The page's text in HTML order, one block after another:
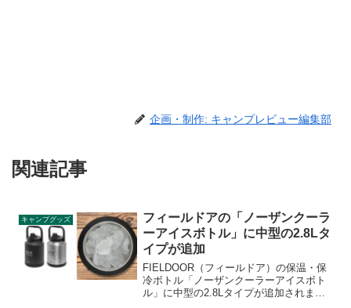
企画・制作: キャンプレビュー編集部
関連記事
キャンプグッズ
フィールドアの「ノーザンクーラ
ーアイスボトル」に中型の2.8Lタ
イプが追加
FIELDOOR（フィールドア）の保温・保
冷ボトル「ノーザンクーラーアイスボト
ル」に中型の2.8Lタイプが追加されまし